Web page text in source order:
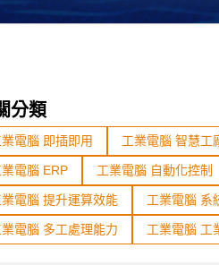
分類
電腦 即插即用 工業電腦 智慧工
電腦 ERP 工業電腦 自動化控制
電腦 提升運算效能 工業電腦 系
電腦 多工處理能力 工業電腦 工